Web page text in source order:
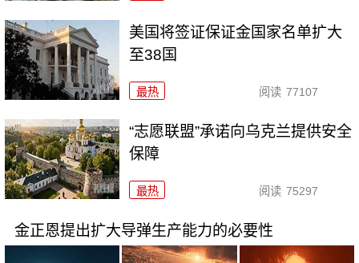
美国将签证保证金国家名单扩大
至38国
最热 阅读 77107
“志愿联盟”承诺向乌克兰提供安全
保障
最热 阅读 75297
金正恩提出扩大导弹生产能力的必要性